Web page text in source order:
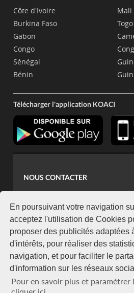
En poursuivant votre navigation
acceptez l'utilisation de Cookies
proposer des publicités adaptées
d'intérêts, pour réaliser des
navigation, et pour faciliter le
d'information sur les réseaux
Pour en savoir plus et paramétrer
Côte d'Ivoire
Burkina Faso
Gabon
Congo
Sénégal
Bénin
Mali
Togo
Télécharger l'application KOACI
NOUS CONTACTER
koaci@yahoo.fr
+225 07 08 85 52 93
NEWSLETTER
Restez connecté via notre newsletter
S'abonner
Se désabonner